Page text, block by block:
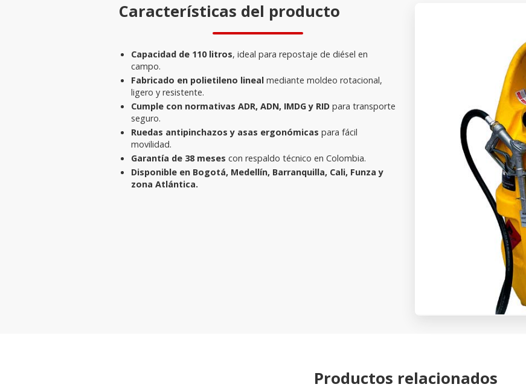
Características del producto
Capacidad de 110 litros, ideal para repostaje de diésel en
campo.
Fabricado en polietileno lineal mediante moldeo rotacional,
ligero y resistente.
Cumple con normativas ADR, ADN, IMDG y RID para transporte
seguro.
Ruedas antipinchazos y asas ergonómicas para fácil
movilidad.
Garantía de 38 meses con respaldo técnico en Colombia.
Disponible en Bogotá, Medellín, Barranquilla, Cali, Funza y
zona Atlántica.
Productos relacionados